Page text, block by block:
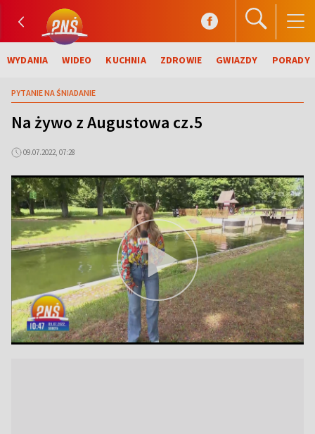
WYDANIA WIDEO KUCHNIA ZDROWIE GWIAZDY PORADY
PYTANIE NA ŚNIADANIE
Na żywo z Augustowa cz.5
09.07.2022, 07:28